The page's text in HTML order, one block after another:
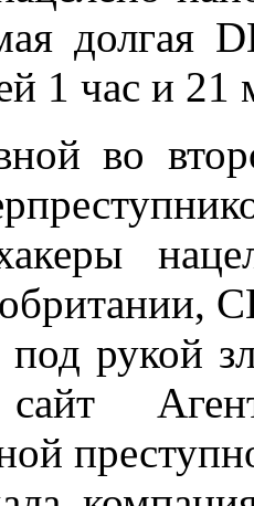
долгая
1 час и 21
во
под рукой